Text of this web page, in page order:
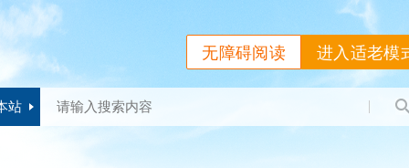
进入适老模
无障碍阅读
站